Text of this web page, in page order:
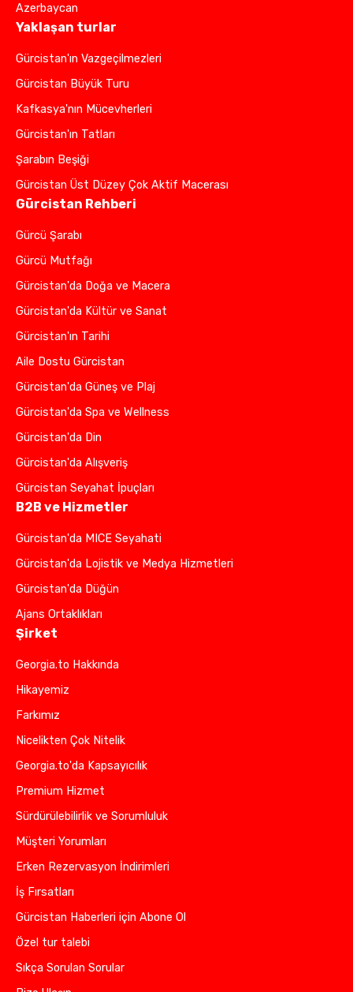
Azerbaycan
Yaklaşan turlar
Gürcistan'ın Vazgeçilmezleri
Gürcistan Büyük Turu
Kafkasya'nın Mücevherleri
Gürcistan'ın Tatları
Şarabın Beşiği
Gürcistan Üst Düzey Çok Aktif Macerası
Gürcistan Rehberi
Gürcü Şarabı
Gürcü Mutfağı
Gürcistan'da Doğa ve Macera
Gürcistan'da Kültür ve Sanat
Gürcistan'ın Tarihi
Aile Dostu Gürcistan
Gürcistan'da Güneş ve Plaj
Gürcistan'da Spa ve Wellness
Gürcistan'da Din
Gürcistan'da Alışveriş
Gürcistan Seyahat İpuçları
B2B ve Hizmetler
Gürcistan'da MICE Seyahati
Gürcistan'da Lojistik ve Medya Hizmetleri
Gürcistan'da Düğün
Ajans Ortaklıkları
Şirket
Georgia.to Hakkında
Hikayemiz
Farkımız
Nicelikten Çok Nitelik
Georgia.to'da Kapsayıcılık
Premium Hizmet
Sürdürülebilirlik ve Sorumluluk
Müşteri Yorumları
Erken Rezervasyon İndirimleri
İş Fırsatları
Gürcistan Haberleri için Abone Ol
Özel tur talebi
Sıkça Sorulan Sorular